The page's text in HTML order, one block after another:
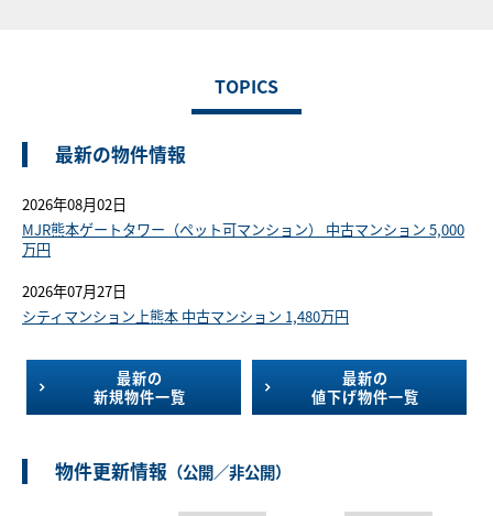
TOPICS
最新の物件情報
2026年08月02日
MJR熊本ゲートタワー（ペット可マンション） 中古マンション 5,000
万円
2026年07月27日
シティマンション上熊本 中古マンション 1,480万円
最新の
新規物件一覧
最新の
値下げ物件一覧
物件更新情報 （公開／非公開）